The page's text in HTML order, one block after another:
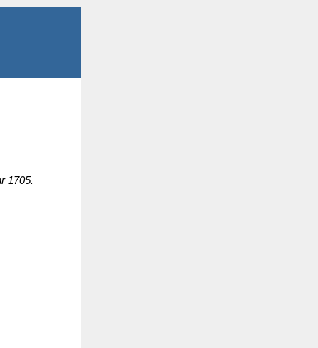
1705.